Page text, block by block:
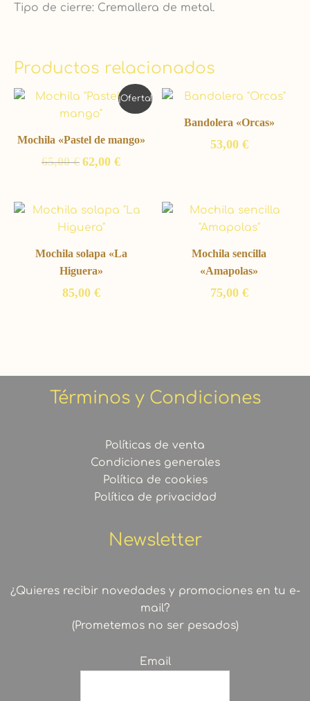
Tipo de cierre: Cremallera de metal.
Productos relacionados
¡Oferta!
Mochila «Pastel de mango»
65,00€
El
original
65,00 €.
62,00 €
El
precio
62,00 €.
Bandolera «Orcas»
53,00 €
Mochila solapa «La
Higuera»
85,00 €
Mochila sencilla
«Amapolas»
75,00 €
Términos y Condiciones
Políticas de venta
Condiciones generales
Política de cookies
Política de privacidad
Newsletter
¿Quieres recibir novedades y promociones en tu e-
mail?
(Prometemos no ser pesados)
Email